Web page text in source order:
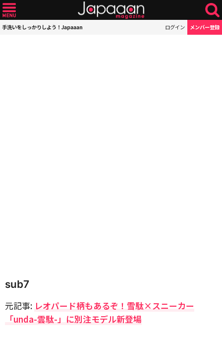
手洗いをしっかりしよう！Japaaan ログイン メンバー登録
sub7
元記事: レオパード柄もあるぞ！雪駄×スニーカー
「unda-雲駄-」に別注モデル新登場